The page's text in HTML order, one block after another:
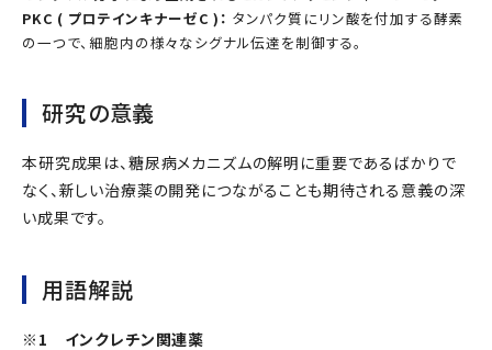
PKC ( プロテインキナーゼC )： タンパク質にリン酸を付加する酵素
の一つで、細胞内の様々なシグナル伝達を制御する。
研究の意義
本研究成果は、糖尿病メカニズムの解明に重要であるばかりで
なく、新しい治療薬の開発につながることも期待される意義の深
い成果です。
用語解説
※1 インクレチン関連薬